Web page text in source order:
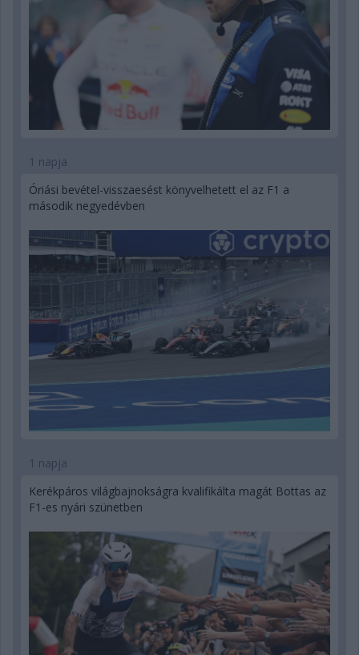
1 napja
Óriási bevétel-visszaesést könyvelhetett el az F1 a
második negyedévben
1 napja
Kerékpáros világbajnokságra kvalifikálta magát Bottas az
F1-es nyári szünetben